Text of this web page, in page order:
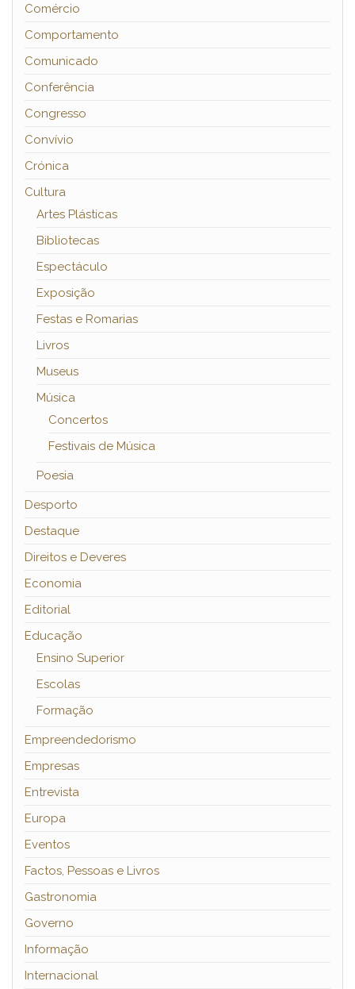
Comércio
Comportamento
Comunicado
Conferência
Congresso
Convívio
Crónica
Cultura
Artes Plásticas
Bibliotecas
Espectáculo
Exposição
Festas e Romarias
Livros
Museus
Música
Concertos
Festivais de Música
Poesia
Desporto
Destaque
Direitos e Deveres
Economia
Editorial
Educação
Ensino Superior
Escolas
Formação
Empreendedorismo
Empresas
Entrevista
Europa
Eventos
Factos, Pessoas e Livros
Gastronomia
Governo
Informação
Internacional